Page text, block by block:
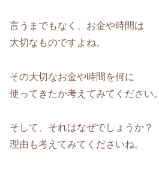
言うまでもなく、お金や時間は
大切なものですよね。
その大切なお金や時間を何に
使ってきたか考えてみてください。
そして、それはなぜでしょうか？
理由も考えてみてくださいね。